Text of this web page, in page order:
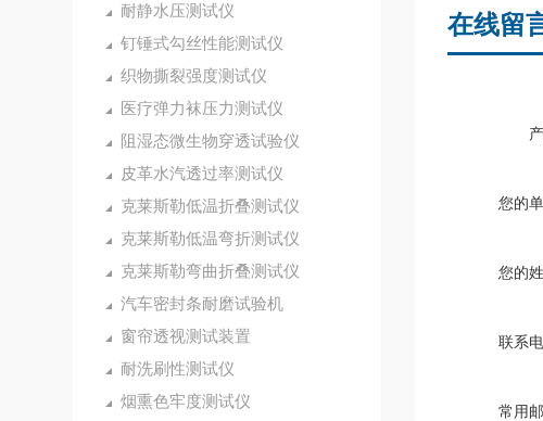
耐静水压测试仪
钉锤式勾丝性能测试仪
织物撕裂强度测试仪
医疗弹力袜压力测试仪
阻湿态微生物穿透试验仪
皮革水汽透过率测试仪
克莱斯勒低温折叠测试仪
克莱斯勒低温弯折测试仪
克莱斯勒弯曲折叠测试仪
汽车密封条耐磨试验机
窗帘透视测试装置
耐洗刷性测试仪
烟熏色牢度测试仪
在线留
您的
您的
联系
常用